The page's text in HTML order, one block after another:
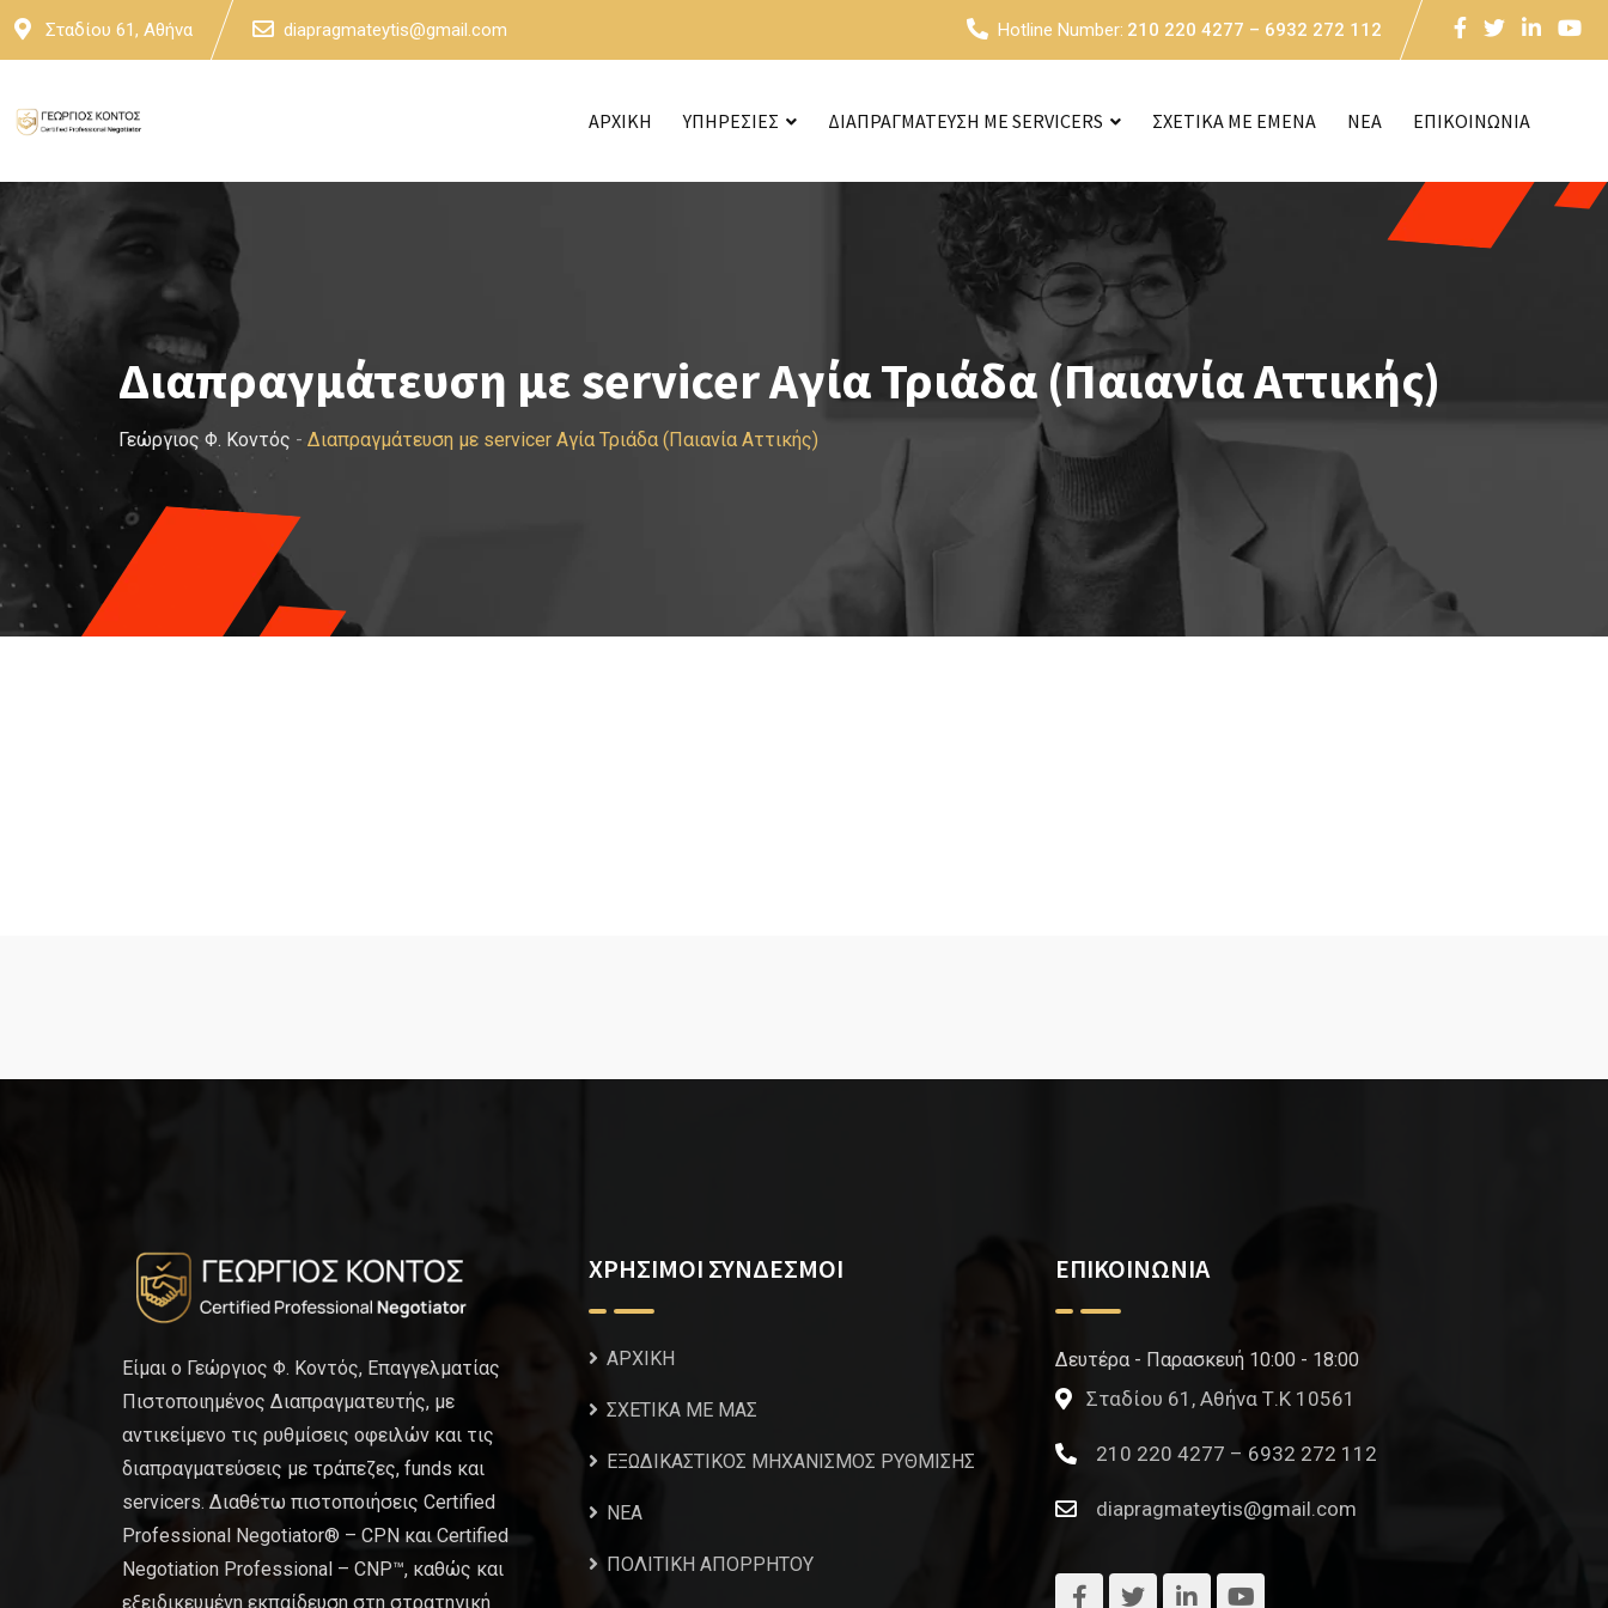
Skip
Σταδίου 61, Αθήνα diapragmateytis@gmail.com Hotline Number: 210 220 4277 – 6932 272 112
ΑΡΧΙΚΗ ΥΠΗΡΕΣΙΕΣ ΔΙΑΠΡΑΓΜΑΤΕΥΣΗ ΜΕ SERVICERS ΣΧΕΤΙΚΑ ΜΕ ΕΜΕΝΑ NEA ΕΠΙΚΟΙΝΩΝΙΑ
Διαπραγμάτευση με servicer Αγία Τριάδα (Παιανία Αττικής)
Γεώργιος Φ. Κοντός - Διαπραγμάτευση με servicer Αγία Τριάδα (Παιανία Αττικής)
Είμαι ο Γεώργιος Φ. Κοντός, Επαγγελματίας
Πιστοποιημένος Διαπραγματευτής, με
αντικείμενο τις ρυθμίσεις οφειλών και τις
διαπραγματεύσεις με τράπεζες, funds και
servicers. Διαθέτω πιστοποιήσεις Certified
Professional Negotiator® – CPN και Certified
Negotiation Professional – CNP™, καθώς και
εξειδικευμένη εκπαίδευση στη στρατηγική
ΧΡΗΣΙΜΟΙ ΣΥΝΔΕΣΜΟΙ
ΑΡΧΙΚΗ
ΣΧΕΤΙΚΑ ΜΕ ΜΑΣ
ΕΞΩΔΙΚΑΣΤΙΚΟΣ ΜΗΧΑΝΙΣΜΟΣ ΡΥΘΜΙΣΗΣ
NEA
ΠΟΛΙΤΙΚΗ ΑΠΟΡΡΗΤΟΥ
ΕΠΙΚΟΙΝΩΝΙΑ
Δευτέρα - Παρασκευή 10:00 - 18:00
Σταδίου 61, Αθήνα Τ.Κ 10561
210 220 4277 – 6932 272 112
diapragmateytis@gmail.com